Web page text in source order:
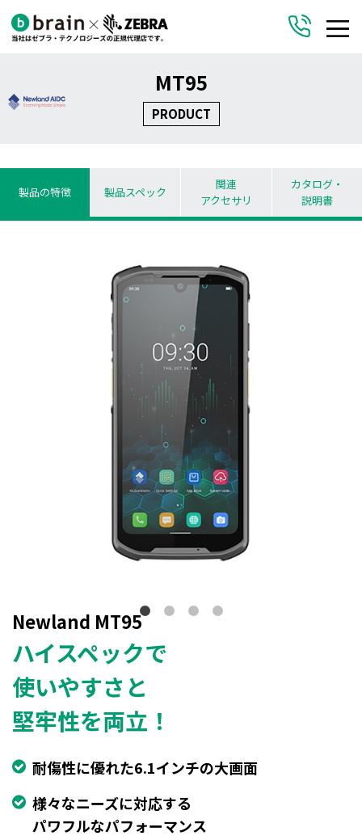
MT95
PRODUCT
製品の特徴 製品スペック
関連
アクセサリ
カタログ・
説明書
Newland MT95
ハイスペックで
使いやすさと
堅牢性を両立！
耐傷性に優れた6.1インチの大画面
様々なニーズに対応する
パワフルなパフォーマンス